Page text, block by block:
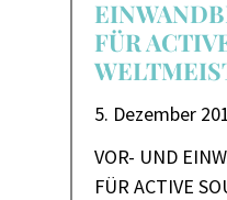
5. Dezember
FÜR
VOR- UND
FÜR ACTIVE